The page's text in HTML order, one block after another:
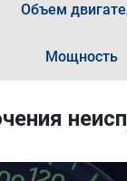
Объем
Мощность